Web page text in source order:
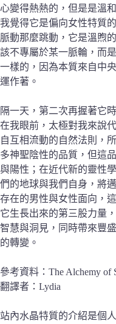
心變得熱熱的，但是是溫
我覺得它是偏向女性特質
脈動那麼跳動，它是溫煦
該不專屬於某一脈輪，而
一樣的，因為本質來自中
運作著。
隔一天，第二次再握著它
在我眼前，太極對我來說
自互相流動的自然法則，
多神聖陰性的品質，但這
與陽性；在近代新的靈性
們的地球與我們自身，將
存在的男性與女性面向，
它生長出來的第三股力量
智慧與洞見，同時帶來豐
的轉變。
參考資料：The Alchemy of
翻譯者：Lydia
站內水晶特質的介紹是個